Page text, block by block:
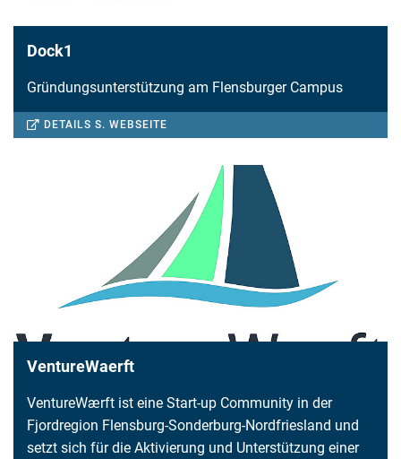
Dock1
Gründungsunterstützung am Flensburger Campus
DETAILS S. WEBSEITE
VentureWaerft
VentureWærft ist eine Start-up Community in der
Fjordregion Flensburg-Sonderburg-Nordfriesland und
setzt sich für die Aktivierung und Unterstützung einer